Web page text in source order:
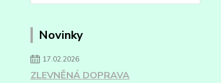
Novinky
17.02.2026
ZLEVNĚNÁ DOPRAVA